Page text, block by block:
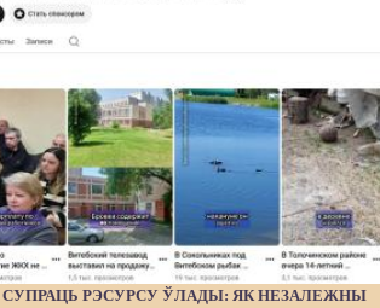
РЭСУРСУ ЎЛАДЫ: ЯК НЕЗАЛЕЖНЫ